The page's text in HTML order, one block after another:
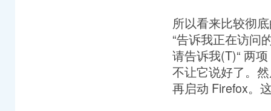
所以看来比较彻
“告诉我正在访问
请告诉我(T)“ 两
不让它说好了。
再启动 Firefox。